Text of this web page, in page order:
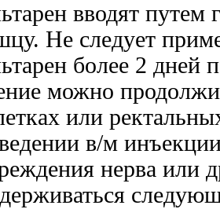
вводят путем
Не следует
более 2 дней
можно
или
в/м
нерва или